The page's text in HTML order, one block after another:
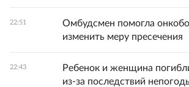
22:51
Омбудсмен помогла
изменить меру пресечения
22:43
Ребенок и женщина
из-за последствий